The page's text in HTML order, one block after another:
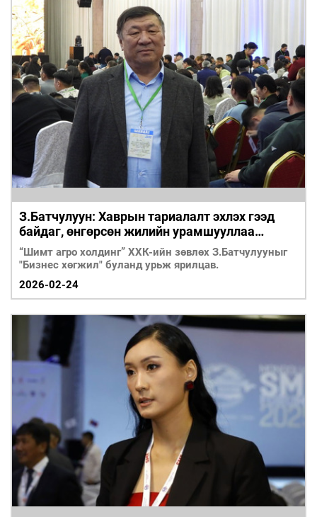
З.Батчулуун: Хаврын тариалалт эхлэх гээд
байдаг, өнгөрсөн жилийн урамшууллаа
аваагүй л байна
“Шимт агро холдинг” ХХК-ийн зөвлөх З.Батчулууныг
"Бизнес хөгжил" буланд урьж ярилцав.
2026-02-24